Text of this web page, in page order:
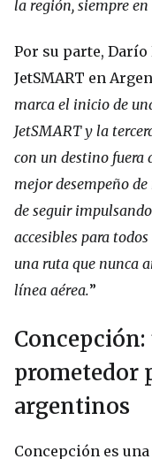
la región, siempre
Por su parte,
JetSMART en
marca el inicio de
JetSMART y la
con un destino fuera
mejor desempeño
de seguir
accesibles para
una ruta que nunca
línea aérea.”
prometedor
argentinos
Concepción es